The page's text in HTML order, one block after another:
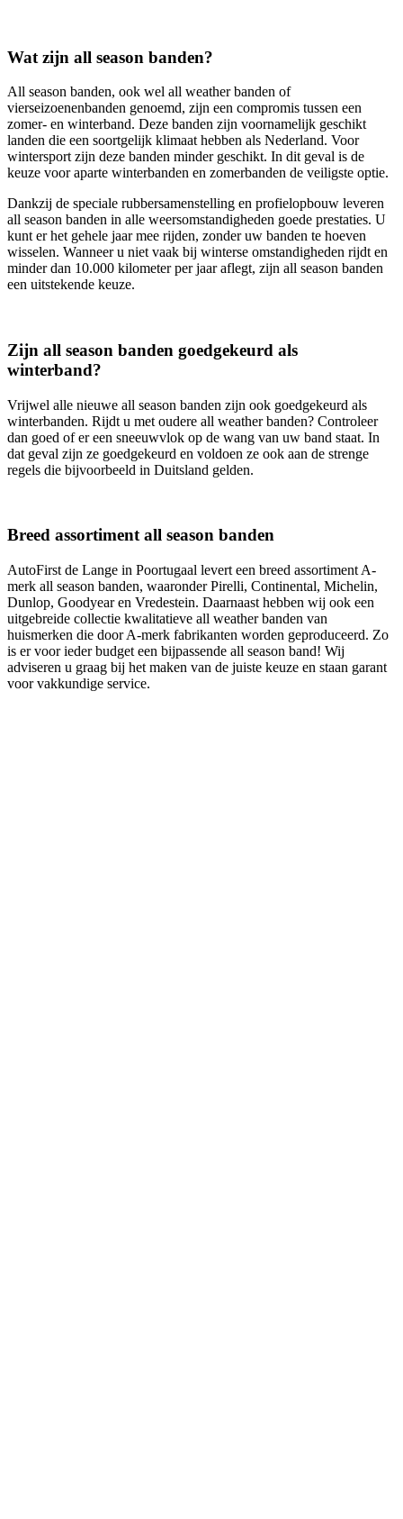
Wat zijn all season banden?
All season banden, ook wel all weather banden of
vierseizoenenbanden genoemd, zijn een compromis tussen een
zomer- en winterband. Deze banden zijn voornamelijk geschikt
landen die een soortgelijk klimaat hebben als Nederland. Voor
wintersport zijn deze banden minder geschikt. In dit geval is de
keuze voor aparte winterbanden en zomerbanden de veiligste optie.
Dankzij de speciale rubbersamenstelling en profielopbouw leveren
all season banden in alle weersomstandigheden goede prestaties. U
kunt er het gehele jaar mee rijden, zonder uw banden te hoeven
wisselen. Wanneer u niet vaak bij winterse omstandigheden rijdt en
minder dan 10.000 kilometer per jaar aflegt, zijn all season banden
een uitstekende keuze.
Zijn all season banden goedgekeurd als
winterband?
Vrijwel alle nieuwe all season banden zijn ook goedgekeurd als
winterbanden. Rijdt u met oudere all weather banden? Controleer
dan goed of er een sneeuwvlok op de wang van uw band staat. In
dat geval zijn ze goedgekeurd en voldoen ze ook aan de strenge
regels die bijvoorbeeld in Duitsland gelden.
Breed assortiment all season banden
AutoFirst de Lange in Poortugaal levert een breed assortiment A-
merk all season banden, waaronder Pirelli, Continental, Michelin,
Dunlop, Goodyear en Vredestein. Daarnaast hebben wij ook een
uitgebreide collectie kwalitatieve all weather banden van
huismerken die door A-merk fabrikanten worden geproduceerd. Zo
is er voor ieder budget een bijpassende all season band! Wij
adviseren u graag bij het maken van de juiste keuze en staan garant
voor vakkundige service.